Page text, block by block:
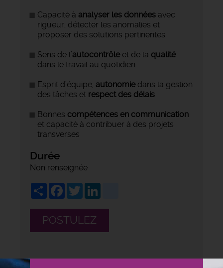
Capacité à analyser les données avec
rigueur, détecter les anomalies et
proposer des solutions pertinentes
Sens de l’autocontrôleet de la qualité
dans le travail au quotidien
Esprit d’équipe, autonomiedans la gestion
des tâches et respect des délais
Bonnes compétences en communication
et capacité à contribuer à des projets
transverses
Durée
Non renseignée
ShareFacebook
Twitter
POSTULEZ